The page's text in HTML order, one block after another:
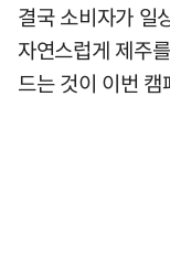
결국 소비자가 일
자연스럽게 제주
드는 것이 이번